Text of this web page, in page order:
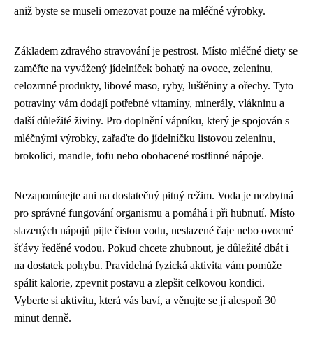
aniž byste se museli omezovat pouze na mléčné výrobky.
Základem zdravého stravování je pestrost. Místo mléčné diety se
zaměřte na vyvážený jídelníček bohatý na ovoce, zeleninu,
celozrnné produkty, libové maso, ryby, luštěniny a ořechy. Tyto
potraviny vám dodají potřebné vitamíny, minerály, vlákninu a
další důležité živiny. Pro doplnění vápníku, který je spojován s
mléčnými výrobky, zařaďte do jídelníčku listovou zeleninu,
brokolici, mandle, tofu nebo obohacené rostlinné nápoje.
Nezapomínejte ani na dostatečný pitný režim. Voda je nezbytná
pro správné fungování organismu a pomáhá i při hubnutí. Místo
slazených nápojů pijte čistou vodu, neslazené čaje nebo ovocné
šťávy ředěné vodou. Pokud chcete zhubnout, je důležité dbát i
na dostatek pohybu. Pravidelná fyzická aktivita vám pomůže
spálit kalorie, zpevnit postavu a zlepšit celkovou kondici.
Vyberte si aktivitu, která vás baví, a věnujte se jí alespoň 30
minut denně.